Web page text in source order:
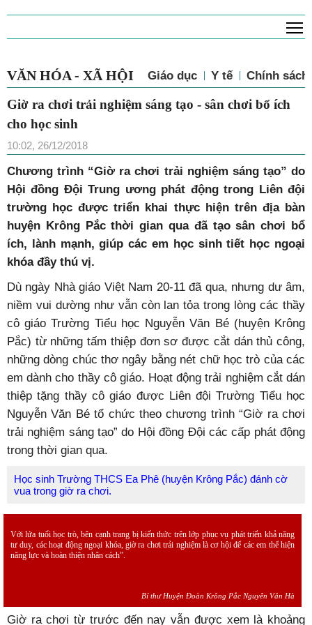
VĂN HÓA - XÃ HỘI Giáo dục Y tế Chính sách
Giờ ra chơi trải nghiệm sáng tạo - sân chơi bổ ích
cho học sinh
10:02, 26/12/2018
Chương trình “Giờ ra chơi trải nghiệm sáng tạo” do
Hội đồng Đội Trung ương phát động trong Liên đội
trường học được triển khai thực hiện trên địa bàn
huyện Krông Pắc thời gian qua đã tạo sân chơi bổ
ích, lành mạnh, giúp các em học sinh tiết học ngoại
khóa đầy thú vị.
Dù ngày Nhà giáo Việt Nam 20-11 đã qua, nhưng dư âm,
niềm vui dường như vẫn còn lan tỏa trong lòng các thầy
cô giáo Trường Tiểu học Nguyễn Văn Bé (huyện Krông
Pắc) từ những tấm thiệp đơn sơ được cắt dán thủ công,
những dòng chúc thơ ngây bằng nét chữ học trò của các
em dành cho thầy cô giáo. Hoạt động trải nghiệm cắt dán
thiệp tặng thầy cô giáo được Liên đội Trường Tiểu học
Nguyễn Văn Bé tổ chức theo chương trình “Giờ ra chơi
trải nghiệm sáng tạo” do Hội đồng Đội các cấp phát động
trong thời gian qua.
Học sinh Trường THCS Ea Phê (huyện Krông Pắc) đánh cờ
vua trong giờ ra chơi.
Với lứa tuổi học trò, bên cạnh trang bị kiến thức trên lớp phục vụ phát triển khả năng
tư duy, các hoạt động ngoại khóa, giờ ra chơi trải nghiệm là cơ hội để các em thể hiện
năng lực và hoàn thiện nhân cách”.
Bí thư Huyện Đoàn Krông Pắc Nguyễn Văn Hà
Giờ ra chơi từ trước đến nay vẫn được xem là khoảng